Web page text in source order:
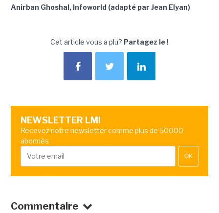
Anirban Ghoshal, Infoworld (adapté par Jean Elyan)
Cet article vous a plu? Partagez le !
NEWSLETTER LMI
Recevez notre newsletter comme plus de 50000
abonnés
OK
Commentaire